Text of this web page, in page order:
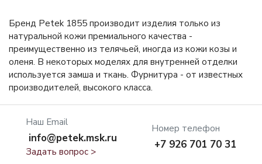
Наш Email
info@petek.msk.ru
Задать вопрос >
Номер телефон
+7 926 701 70 31
Бренд Petek 1855 производит изделия только из
натуральной кожи премиального качества -
преимущественно из телячьей, иногда из кожи козы и
оленя. В некоторых моделях для внутренней отделки
используется замша и ткань. Фурнитура - от известных
производителей, высокого класса.